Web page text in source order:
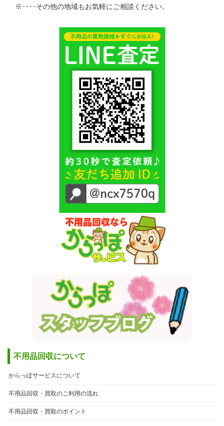
※‥‥その他の地域もお気軽にご相談ください。
不用品回収について
からっぽサービスについて
不用品回収・買取のご利用の流れ
不用品回収・買取のポイント